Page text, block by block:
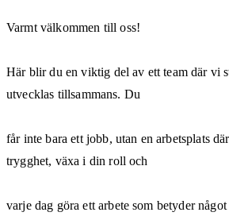
Varmt välkommen till oss!
Här blir du en viktig del av ett team där vi
utvecklas tillsammans. Du
får inte bara ett jobb, utan en arbetsplats
trygghet, växa i din roll och
varje dag göra ett arbete som betyder